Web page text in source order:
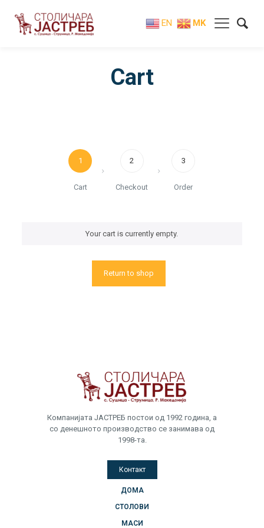
EN MK
Cart
1
Cart
2
Checkout
3
Order
Your cart is currently empty.
Return to shop
Компанијата ЈАСТРЕБ постои од 1992 година, а
со денешното производство се занимава од
1998-та.
Контакт
ДОМА
СТОЛОВИ
МАСИ